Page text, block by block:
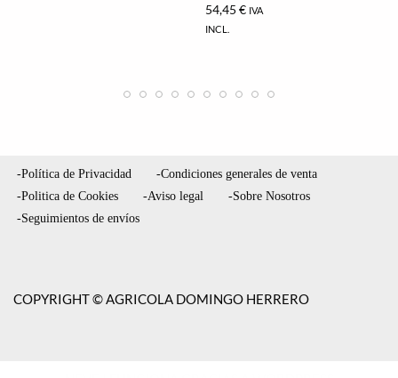
54,45€ IVA
INCL.
-Política de Privacidad
-Condiciones generales de venta
-Politica de Cookies
-Aviso legal
-Sobre Nosotros
-Seguimientos de envíos
COPYRIGHT © AGRICOLA DOMINGO HERRERO